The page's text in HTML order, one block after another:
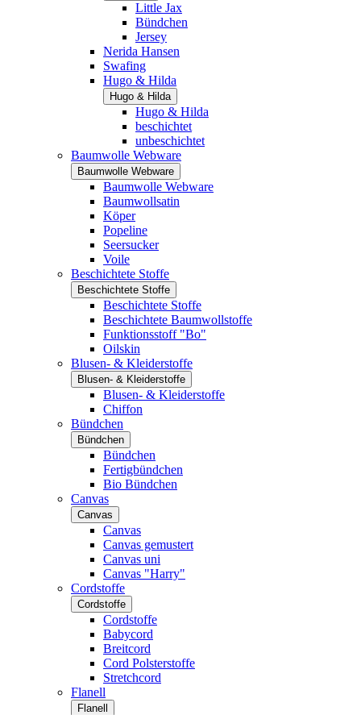
Little Jax
Bündchen
Jersey
Nerida Hansen
Swafing
Hugo & Hilda
Hugo & Hilda
Hugo & Hilda
beschichtet
unbeschichtet
Baumwolle Webware
Baumwolle Webware
Baumwolle Webware
Baumwollsatin
Köper
Popeline
Seersucker
Voile
Beschichtete Stoffe
Beschichtete Stoffe
Beschichtete Stoffe
Beschichtete Baumwollstoffe
Funktionsstoff "Bo"
Oilskin
Blusen- & Kleiderstoffe
Blusen- & Kleiderstoffe
Blusen- & Kleiderstoffe
Chiffon
Bündchen
Bündchen
Bündchen
Fertigbündchen
Bio Bündchen
Canvas
Canvas
Canvas
Canvas gemustert
Canvas uni
Canvas "Harry"
Cordstoffe
Cordstoffe
Cordstoffe
Babycord
Breitcord
Cord Polsterstoffe
Stretchcord
Flanell
Flanell